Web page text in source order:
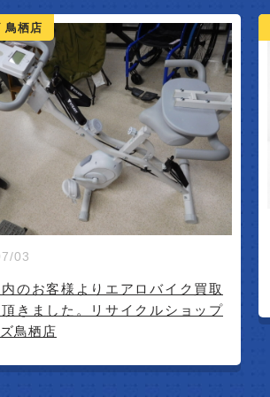
鳥栖店
02
お客様よりSSKのグローブ買取
ただきました！フライズ鳥栖店